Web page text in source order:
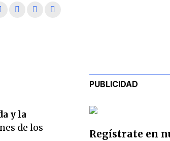
y la
de los
PUBLICIDAD
Regístrate en